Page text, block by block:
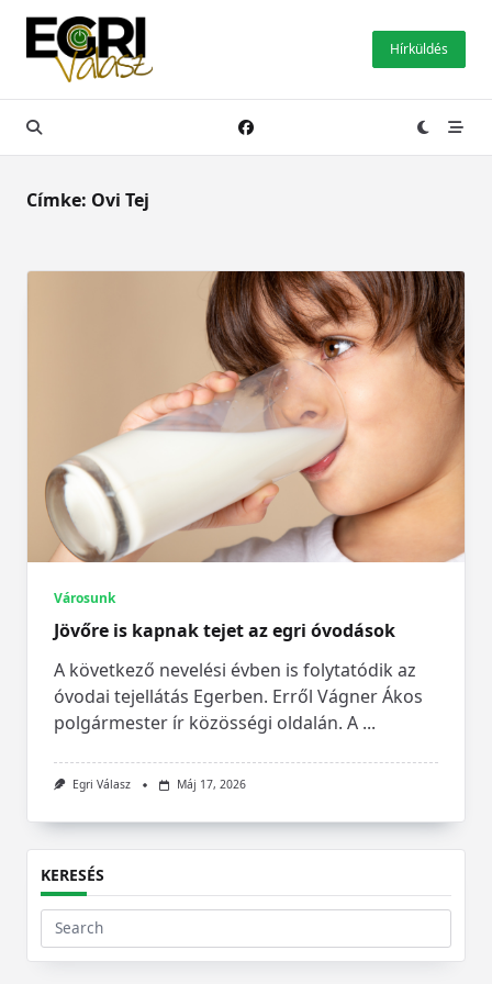
Skip
content
Hírküldés
Címke: Ovi Tej
Városunk
Jövőre is kapnak tejet az egri óvodások
A következő nevelési évben is folytatódik az
óvodai tejellátás Egerben. Erről Vágner Ákos
polgármester ír közösségi oldalán. A ...
Egri Válasz Máj 17, 2026
KERESÉS
Search
for: